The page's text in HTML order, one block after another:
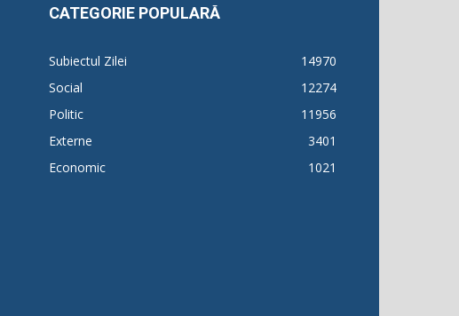
CATEGORIE POPULARĂ
Subiectul Zilei
14970
Social
12274
Politic
11956
Externe
3401
Economic
1021